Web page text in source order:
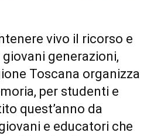
vivo il ricorso e
generazioni,
Toscana organizza
per studenti e
quest’anno da
e educatori che